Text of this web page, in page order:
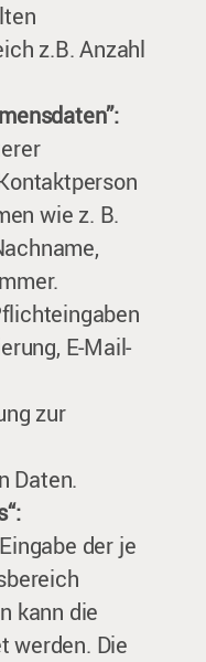
z.B. Anzahl
wie z. B.
E-Mail-
zur
Daten.
der je
kann die
werden. Die